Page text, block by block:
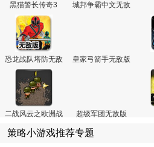
页
黑猫警长传奇3
城邦争霸中文无敌
恐龙战队塔防无敌
版
皇家弓箭手无敌版
二战风云之欧洲战
场2变态版
超级军团无敌版
策略小游戏推荐专题